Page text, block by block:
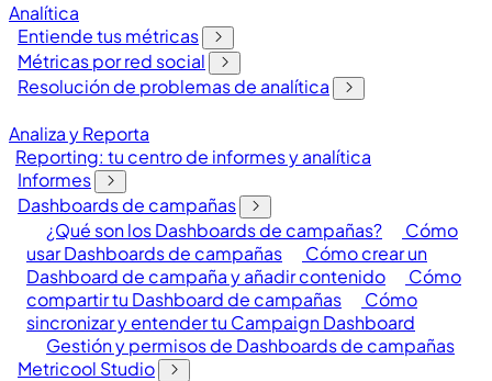
Analítica
Entiende tus métricas
Métricas por red social
Resolución de problemas de analítica
Analiza y Reporta
Reporting: tu centro de informes y analítica
Informes
Dashboards de campañas
¿Qué son los Dashboards de campañas?
Cómo
usar Dashboards de campañas
Cómo crear un
Dashboard de campaña y añadir contenido
Cómo
compartir tu Dashboard de campañas
Cómo
sincronizar y entender tu Campaign Dashboard
Gestión y permisos de Dashboards de campañas
Metricool Studio